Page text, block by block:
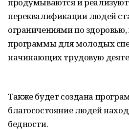
переквалификации людей
ограничениями по
программы для молодых
начинающих трудовую
Также будет создана
благосостояние людей
бедности.